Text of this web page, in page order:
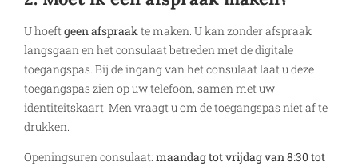
U hoeft geen afspraak te maken. U kan zonder afspraak
langsgaan en het consulaat betreden met de digitale
toegangspas. Bij de ingang van het consulaat laat u deze
toegangspas zien op uw telefoon, samen met uw
identiteitskaart. Men vraagt u om de toegangspas niet af te
drukken.
Openingsuren consulaat: maandag tot vrijdag van 8:30 tot